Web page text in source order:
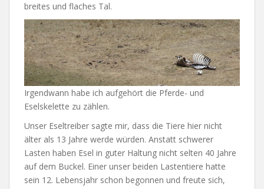
breites und flaches Tal.
Irgendwann habe ich aufgehört die Pferde- und
Eselskelette zu zählen.
Unser Eseltreiber sagte mir, dass die Tiere hier nicht
älter als 13 Jahre werde würden. Anstatt schwerer
Lasten haben Esel in guter Haltung nicht selten 40 Jahre
auf dem Buckel. Einer unser beiden Lastentiere hatte
sein 12. Lebensjahr schon begonnen und freute sich,